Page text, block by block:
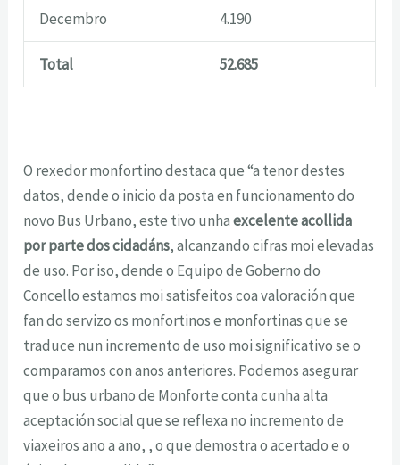
Decembro 4.190
Total 52.685
O rexedor monfortino destaca que “a tenor destes
datos, dende o inicio da posta en funcionamento do
novo Bus Urbano, este tivo unhaexcelente acollida
por parte dos cidadáns, alcanzando cifras moi elevadas
de uso. Por iso, dende o Equipo de Goberno do
Concello estamos moi satisfeitos coa valoración que
fan do servizo os monfortinos e monfortinas que se
traduce nun incremento de uso moi significativo se o
comparamos con anos anteriores. Podemos asegurar
que o bus urbano de Monforte conta cunha alta
aceptación social que se reflexa no incremento de
viaxeiros ano a ano, , o que demostra o acertado e o